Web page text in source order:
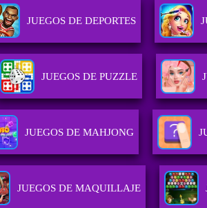
JUEGOS DE DEPORTES
JUEGOS DE PUZZLE
JUEGOS DE MAHJONG
JUEGOS DE MAQUILLAJE